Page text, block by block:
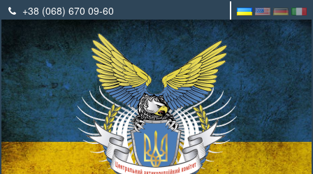
+38 (068) 670 09-60